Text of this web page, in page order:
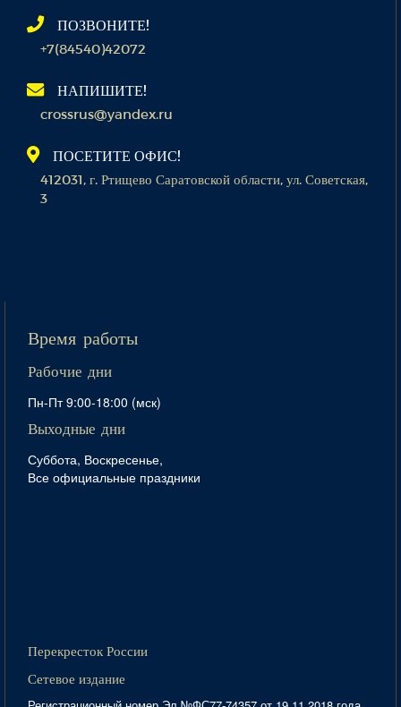
ПОЗВОНИТЕ!
+7(84540)42072
НАПИШИТЕ!
crossrus@yandex.ru
ПОСЕТИТЕ ОФИС!
412031, г. Ртищево Саратовской области, ул. Советская,
3
Время работы
Рабочие дни
Пн-Пт 9:00-18:00 (мск)
Выходные дни
Суббота, Воскресенье,
Все официальные праздники
Перекресток России
Сетевое издание